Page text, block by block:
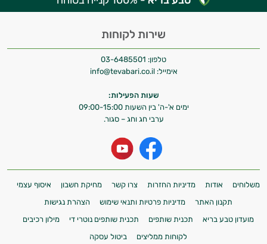
שירות לקוחות
טלפון: 03-6485501
אימייל: info@tevabari.co.il
שעות הפעילות:
ימים א'-ה' בין השעות 09:00-15:00
ערבי חג וחג – סגור.
משלוחים אודות מדיניות החזרות צרו קשר מחיקת חשבון
איסוף עצמי
תקנון האתר
מדיניות פרטיות ותנאי שימוש
הצהרת נגישות
מועדון טבע בריא
תכנית שותפים תכנית שותפים נוטרי די
מילון רכיבים
לקוחות ממליצים
ביטול עסקה